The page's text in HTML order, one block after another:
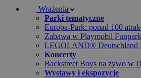
Wrażenia
Parki tematyczne
Europa-Park: ponad 100
Zabawa w Playmobil
LEGOLAND® Deutschland
Koncerty
Backstreet Boys na żywo w
Wystawy i ekspozycje